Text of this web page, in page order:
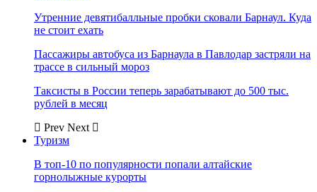
Утренние девятибалльные пробки сковали Барнаул. Куда
не стоит ехать
Пассажиры автобуса из Барнаула в Павлодар застряли на
трассе в сильный мороз
Таксисты в России теперь зарабатывают до 500 тыс.
рублей в месяц
Prev Next
Туризм
В топ-10 по популярности попали алтайские
горнолыжные курорты